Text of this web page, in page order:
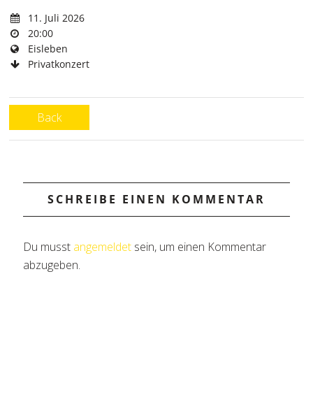
11. Juli 2026
20:00
Eisleben
Privatkonzert
Back
SCHREIBE EINEN KOMMENTAR
Du musst angemeldet sein, um einen Kommentar
abzugeben.